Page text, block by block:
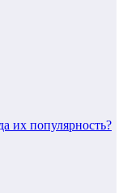
их популярность?